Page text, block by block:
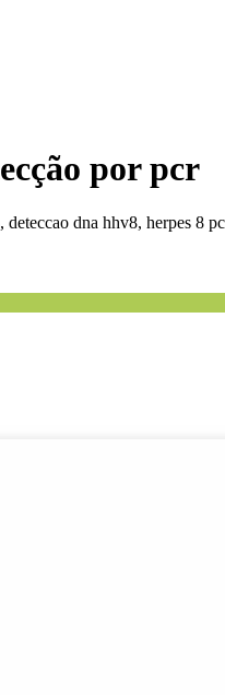
por pcr
deteccao dna hhv8, herpes 8